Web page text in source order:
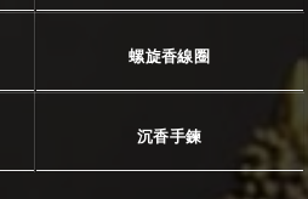
螺旋香線圈
沉香手鍊